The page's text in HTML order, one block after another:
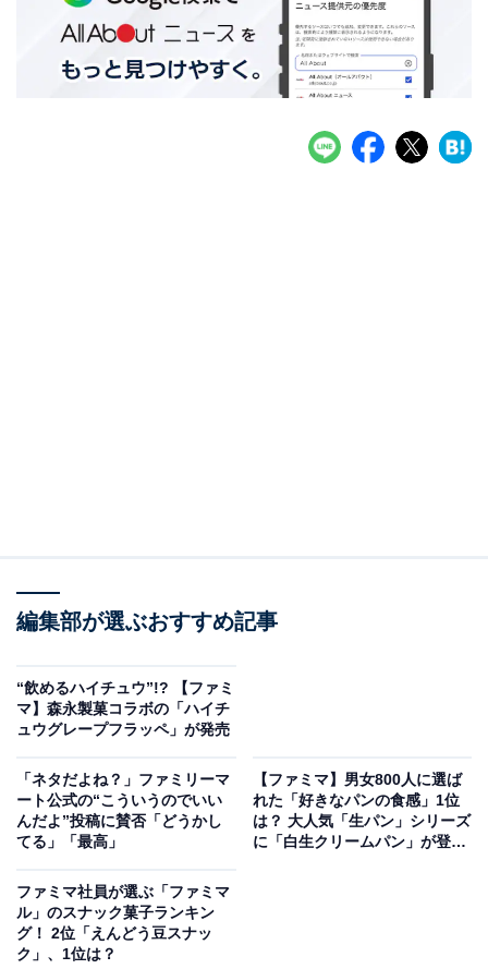
編集部が選ぶおすすめ記事
“飲めるハイチュウ”!? 【ファミ
マ】森永製菓コラボの「ハイチ
ュウグレープフラッペ」が発売
「ネタだよね？」ファミリーマ
ート公式の“こういうのでいい
んだよ”投稿に賛否「どうかし
てる」「最高」
【ファミマ】男女800人に選ば
れた「好きなパンの食感」1位
は？ 大人気「生パン」シリーズ
に「白生クリームパン」が登
ファミマ社員が選ぶ「ファミマ
ル」のスナック菓子ランキン
グ！ 2位「えんどう豆スナッ
ク」、1位は？